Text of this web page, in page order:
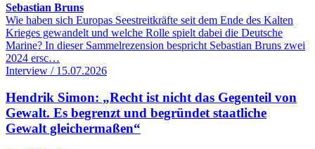
Sebastian Bruns
Wie haben sich Europas Seestreitkräfte seit dem Ende des Kalten
Krieges gewandelt und welche Rolle spielt dabei die Deutsche
Marine? In dieser Sammelrezension bespricht Sebastian Bruns zwei
2024 ersc…
Interview / 15.07.2026
Hendrik Simon: „Recht ist nicht das Gegenteil von
Gewalt. Es begrenzt und begründet staatliche
Gewalt gleichermaßen“